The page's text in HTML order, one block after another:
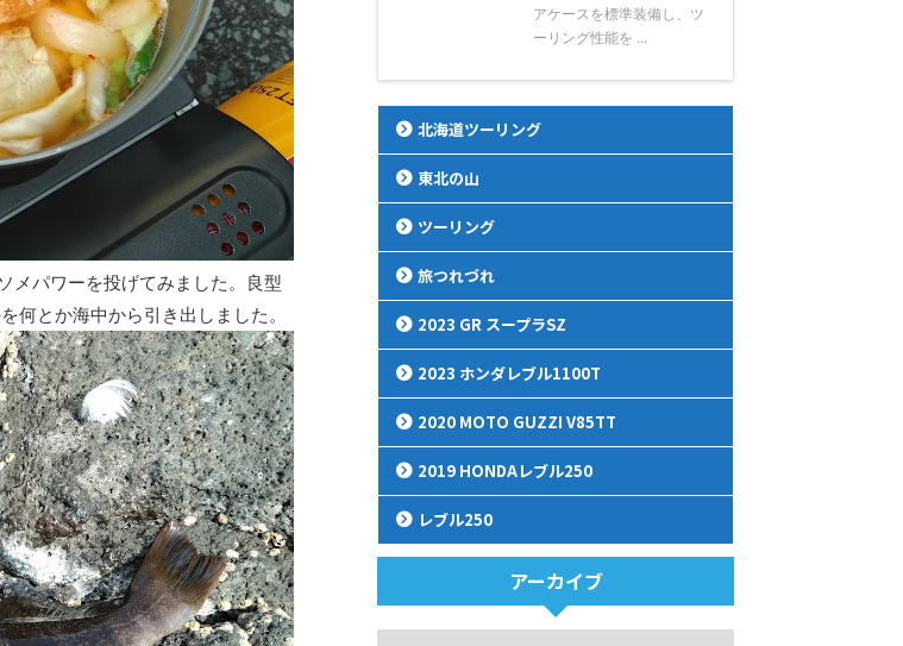
メパワーを投げてみました。良型
何とか海中から引き出しました。
アケースを標準装備し、ツ
ーリング性能を ...
北海道ツーリング
東北の山
ツーリング
旅つれづれ
2023 GR スープラSZ
2023 ホンダレブル1100T
2020 MOTO GUZZI V85TT
2019 HONDAレブル250
レブル250
アーカイブ